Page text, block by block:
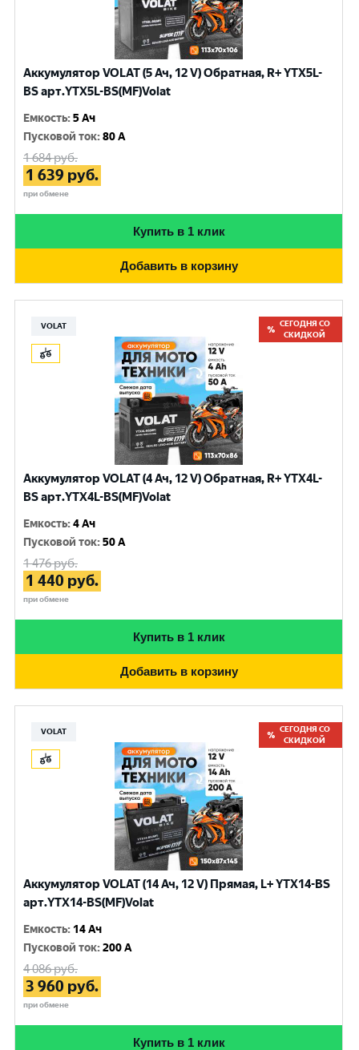
Аккумулятор VOLAT (5 Ач, 12 V) Обратная, R+ YTX5L-
BS арт.YTX5L-BS(MF)Volat
Емкость:5 Ач
Пусковой ток:80 A
1 684руб.
1 639 руб.
при обмене
Купить в 1 клик
Добавить в корзину
VOLAT
СЕГОДНЯ СО
СКИДКОЙ
Аккумулятор VOLAT (4 Ач, 12 V) Обратная, R+ YTX4L-
BS арт.YTX4L-BS(MF)Volat
Емкость:4 Ач
Пусковой ток:50 A
1 476руб.
1 440 руб.
при обмене
Купить в 1 клик
Добавить в корзину
VOLAT
СЕГОДНЯ СО
СКИДКОЙ
Аккумулятор VOLAT (14 Ач, 12 V) Прямая, L+ YTX14-BS
арт.YTX14-BS(MF)Volat
Емкость: 14 Ач
Пусковой ток:200 A
4 086руб.
3 960 руб.
при обмене
Купить в 1 клик